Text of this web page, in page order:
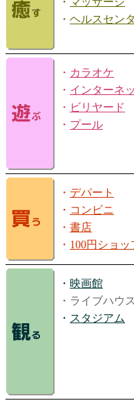
・ ヘルスセン
・ カラオケ
・ インターネ
・ ビリヤード
・ プール
・ デパート
・ コンビニ
・ 書店
・ 100円ショッ
・ 映画館
・ライブハウス
・ スタジアム